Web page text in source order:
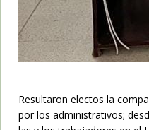
Resultaron electos la
por los administrativos;